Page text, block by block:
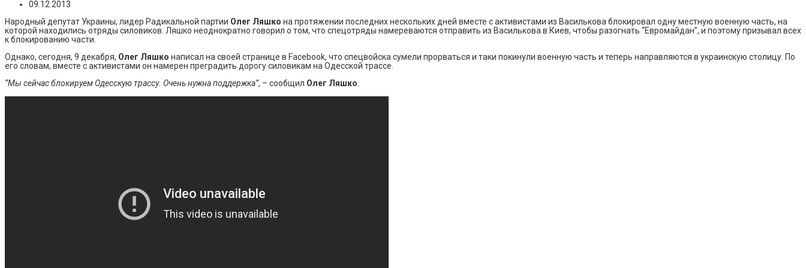
09.12.2013
Народный депутат Украины, лидер Радикальной партии Олег Ляшко на протяжении последних нескольких дней вместе с активистами из Василькова блокировал одну местную военную часть, на
которой находились отряды силовиков. Ляшко неоднократно говорил о том, что спецотряды намереваются отправить из Василькова в Киев, чтобы разогнать “Евромайдан”, и поэтому призывал всех
к блокированию части.
Однако, сегодня, 9 декабря, Олег Ляшко написал на своей странице в Facebook, что спецвойска сумели прорваться и таки покинули военную часть и теперь направляются в украинскую столицу. По
его словам, вместе с активистами он намерен преградить дорогу силовикам на Одесской трассе.
“Мы сейчас блокируем Одесскую трассу. Очень нужна поддержка”, – сообщил Олег Ляшко